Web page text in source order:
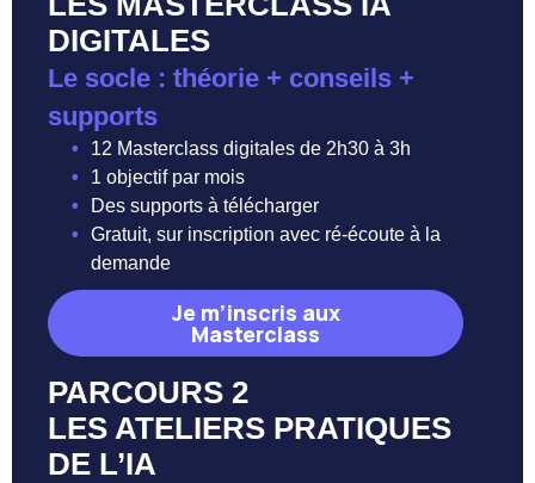
DIGITALES
Le socle : théorie + conseils +
supports
•
12 Masterclass digitales de 2h30 à 3h
•
1 objectif par mois
•
Des supports à télécharger
•
Gratuit, sur inscription avec ré-écoute à la
demande
Je m’inscris aux
Masterclass
PARCOURS 2
LES ATELIERS PRATIQUES
DE L’IA